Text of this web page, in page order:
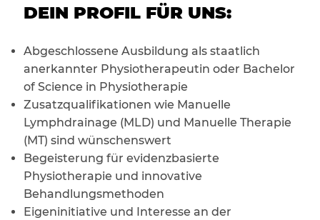
DEIN PROFIL FÜR UNS:
Abgeschlossene Ausbildung als staatlich
anerkannter Physiotherapeutin oder Bachelor
of Science in Physiotherapie
Zusatzqualifikationen wie Manuelle
Lymphdrainage (MLD) und Manuelle Therapie
(MT) sind wünschenswert
Begeisterung für evidenzbasierte
Physiotherapie und innovative
Behandlungsmethoden
Eigeninitiative und Interesse an der